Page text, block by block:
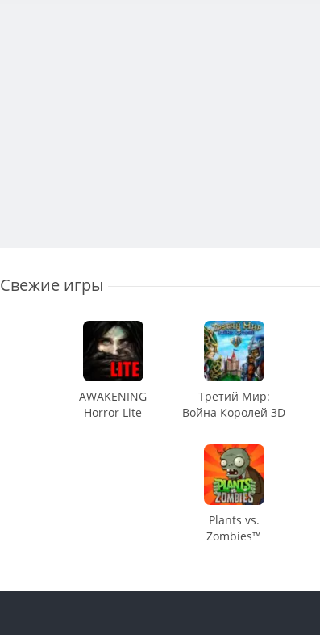
Свежие игры
AWAKENING
Horror Lite
Третий Мир:
Война Королей 3D
Plants vs.
Zombies™